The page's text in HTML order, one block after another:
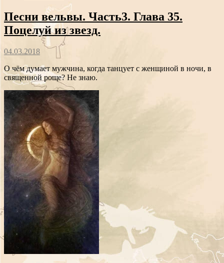
Песни вельвы. Часть3. Глава 35.
Поцелуй из звезд.
04.03.2018
О чём думает мужчина, когда танцует с женщиной в ночи, в
священной роще? Не знаю.